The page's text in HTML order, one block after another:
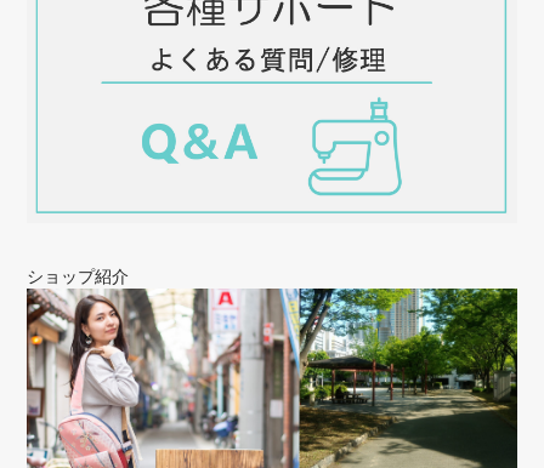
きて、そう言ってもらえて本当に嬉しい
です。暖かくなってきましたので、お花
見などのおともに使ってもらえると嬉し
いです。今後ともZIZZをよろしくお願
いいたします。
かなり前から（2007年頃）ZIZZのバックを愛用していて、このお店の
商品がなかったら何を使えばよいか分かりません…。 自分のトレード
マークとして、ほぼ毎日使っているバックたちですが、シフォンは初
めて。 ミニマムだと入りきらないペットボトルなども入るので、うま
く使い分けしようと思います。 このお品も大切に使わせていただきま
ショップ紹介